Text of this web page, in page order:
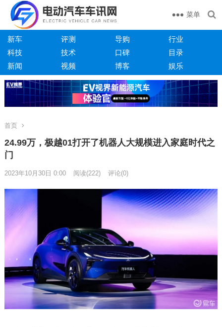
菜单
新车 评测 导购
行业
科技
技术 口碑
目录
新闻
视频 博客 娱乐
首页
24.99万，极越01打开了机器人大规模进入家庭时代之
门
2023年10月30日 0:00 阅读(222) 评论(0)